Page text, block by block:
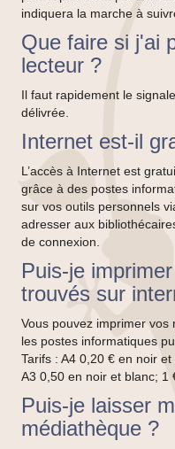
indiquera la marche à
Que faire si j'ai
lecteur ?
Il faut rapidement le
délivrée.
Internet est-il
L’accès à Internet est
grâce à des postes
sur vos outils personnels
adresser aux
de connexion.
Puis-je
trouvés sur
Vous pouvez imprimer
les postes informatiques
Tarifs : A4 0,20 € en noir
A3 0,50 en noir et blanc; 1
Puis-je laisser
médiathèque ?